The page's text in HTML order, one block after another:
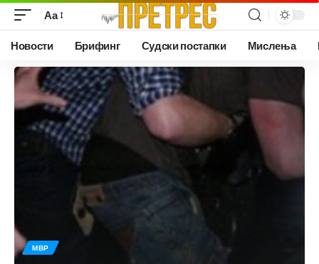
Аа
Новости Брифинг Судски постапки Мислења
МВР